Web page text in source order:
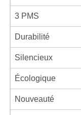
3 PMS
Durabilité
Silencieux
Écologique
Nouveauté